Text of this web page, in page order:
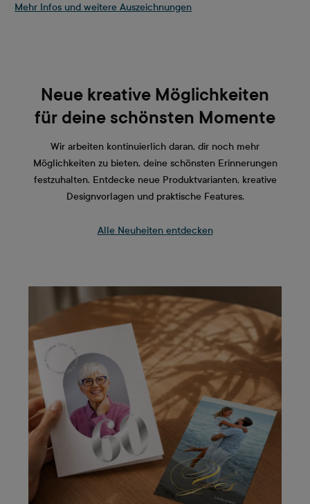
Mehr Infos und weitere Auszeichnungen
Neue kreative Möglichkeiten
für deine schönsten Momente
Wir arbeiten kontinuierlich daran, dir noch mehr
Möglichkeiten zu bieten, deine schönsten Erinnerungen
festzuhalten. Entdecke neue Produktvarianten, kreative
Designvorlagen und praktische Features.
Alle Neuheiten entdecken